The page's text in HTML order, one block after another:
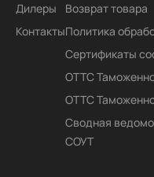
Дилеры
Контакты
Возврат товара
Политика
Сертификаты
ОТТС
ОТТС
Сводная
СОУТ